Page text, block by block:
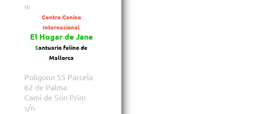
w
Centro Canino
Internacional
El Hogar de Jane
Santuario felino de
Mallorca
Poligono 55 Parcela
62 de Palma
Cami de Son Prim
s/n